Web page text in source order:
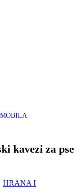
kavezi za pse
HRANA I